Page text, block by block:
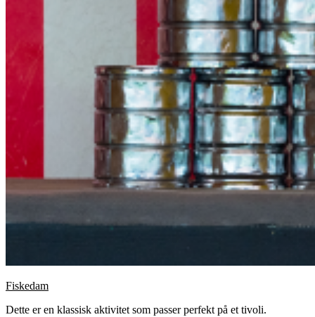
Fiskedam
Dette er en klassisk aktivitet som passer perfekt på et tivoli.